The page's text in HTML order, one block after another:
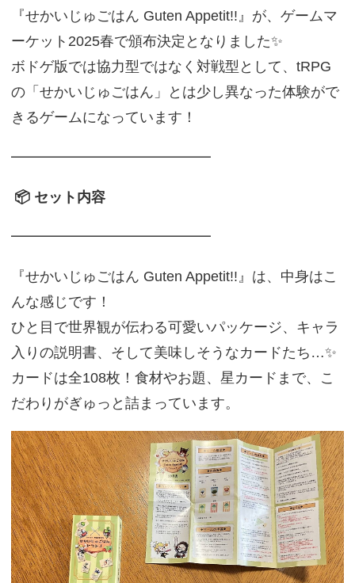
『せかいじゅごはん Guten Appetit!!』が、ゲームマ
ーケット2025春で頒布決定となりました✨
ボドゲ版では協力型ではなく対戦型として、tRPG
の「せかいじゅごはん」とは少し異なった体験がで
きるゲームになっています！
━━━━━━━━━━━━━━
📦 セット内容
━━━━━━━━━━━━━━
『せかいじゅごはん Guten Appetit!!』は、中身はこ
んな感じです！
ひと目で世界観が伝わる可愛いパッケージ、キャラ
入りの説明書、そして美味しそうなカードたち…✨
カードは全108枚！食材やお題、星カードまで、こ
だわりがぎゅっと詰まっています。